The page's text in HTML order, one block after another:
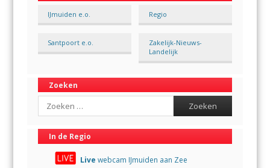
IJmuiden e.o. Regio
Santpoort e.o.
Zakelijk-Nieuws-
Landelijk
Zoeken
Search
In de Regio
Live webcam IJmuiden aan Zee